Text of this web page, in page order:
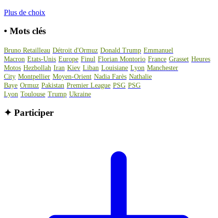
Plus de choix
• Mots clés
Bruno Retailleau Détroit d'Ormuz Donald Trump Emmanuel
Macron Etats-Unis Europe Finul Florian Montorio France Grasset Heures
Motos Hezbollah Iran Kiev Liban Louisiane Lyon Manchester
City Montpellier Moyen-Orient Nadia Farès Nathalie
Baye Ormuz Pakistan Premier League PSG PSG
Lyon Toulouse Trump Ukraine
✦ Participer